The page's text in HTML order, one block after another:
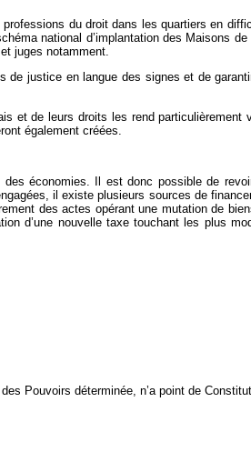
du droit dans les quartiers en
national d’implantation des Maisons
juges notamment.
de justice en langue des signes et de
et de leurs droits les rend particulièrement
également créées.
économies. Il est donc possible de
il existe plusieurs sources de
des actes opérant une mutation de
d’une nouvelle taxe touchant les plus
Pouvoirs déterminée, n’a point de